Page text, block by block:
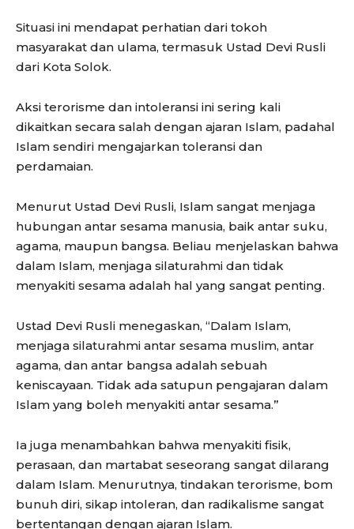
Situasi ini mendapat perhatian dari tokoh
masyarakat dan ulama, termasuk Ustad Devi Rusli
dari Kota Solok.
Aksi terorisme dan intoleransi ini sering kali
dikaitkan secara salah dengan ajaran Islam, padahal
Islam sendiri mengajarkan toleransi dan
perdamaian.
Menurut Ustad Devi Rusli, Islam sangat menjaga
hubungan antar sesama manusia, baik antar suku,
agama, maupun bangsa. Beliau menjelaskan bahwa
dalam Islam, menjaga silaturahmi dan tidak
menyakiti sesama adalah hal yang sangat penting.
Ustad Devi Rusli menegaskan, “Dalam Islam,
menjaga silaturahmi antar sesama muslim, antar
agama, dan antar bangsa adalah sebuah
keniscayaan. Tidak ada satupun pengajaran dalam
Islam yang boleh menyakiti antar sesama.”
Ia juga menambahkan bahwa menyakiti fisik,
perasaan, dan martabat seseorang sangat dilarang
dalam Islam. Menurutnya, tindakan terorisme, bom
bunuh diri, sikap intoleran, dan radikalisme sangat
bertentangan dengan ajaran Islam.